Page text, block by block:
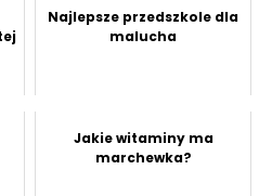
Najlepsze przedszkole dla
malucha
Jakie witaminy ma
marchewka?